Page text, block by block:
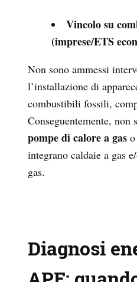
Vincolo su
(imprese/ETS
Non sono ammessi
l’installazione di
combustibili fossili,
Conseguentemente,
pompe di calore a gas o
integrano caldaie a gas
gas.
Diagnosi